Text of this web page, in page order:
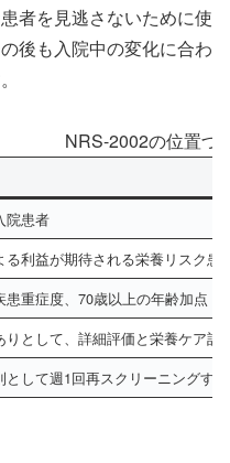
者を見逃さないために使
後も入院中の変化に合わ
NRS-2002の位置づ
院患者
る利益が期待される栄養リスク患
患重症度、70歳以上の年齢加点
りとして、詳細評価と栄養ケア計
として週1回再スクリーニングする